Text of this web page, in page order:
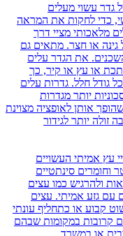
גדר עשוי מעלים
כדי לחקות את המראה
מלאכותי מציי דרך
גינה או חצר. מתאים גם
את הגדר עלים
או עץ או קיר, כך
גודל חלל. גדרות עלים
יותר מגדרות
אותן לאופציה מצוינת
יותר לגידור
עץ אמיתי העשויים
וחומרים סינתטיים
ולהרגיש כמו עצים
עם גזע אמיתי. עצים
קבוע או כתחליף עונתי
קרובות במקומות שבהם
או במשרד.